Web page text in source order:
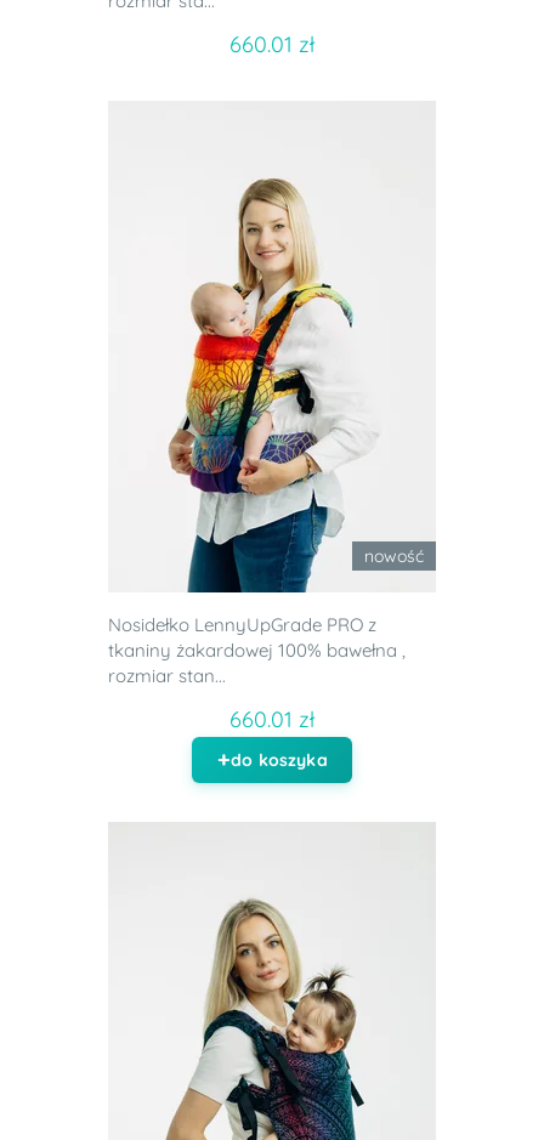
660.01 zł
nowość
Nosidełko LennyUpGrade PRO z
tkaniny żakardowej 100% bawełna ,
rozmiar stan...
660.01 zł
do koszyka